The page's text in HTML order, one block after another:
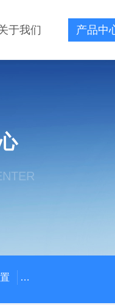
于我们 产品中
混凝土塌落度试验仪